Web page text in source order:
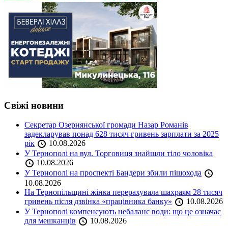
Свіжі новини
Секретар Озернянської громади Назар Романів
задекларував понад 628 тисяч гривень зарплати за 2025
рік
10.08.2026
У Тернополі на вул. Торговиця знайшли тіло чоловіка
10.08.2026
У Тернополі на проспекті Бандери збили пішохода
10.08.2026
На Тернопільщині жінка перерахувала шахраям 28 тисяч
гривень після дзвінка «працівника банку»
10.08.2026
У Тернополі компенсують небаланс води: що це означає
для мешканців
10.08.2026